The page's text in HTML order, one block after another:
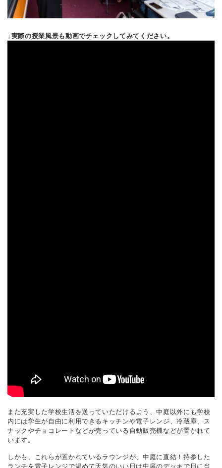
↓実際の授業風景も動画でチェックしてみてください。
また充実した学校生活を送っていただけるよう、中庭以外にも学校
内には学生が自由に利用できるキッチンや電子レンジ、冷蔵庫、ス
ナックやチョコレートなどが売っている自動販売機などが置かれて
います。
しかも、これらが置かれているラウンジが、中庭に直結！持参した
ランチを電子レンジで温めて天気のいい日は中庭のデッキで日に当